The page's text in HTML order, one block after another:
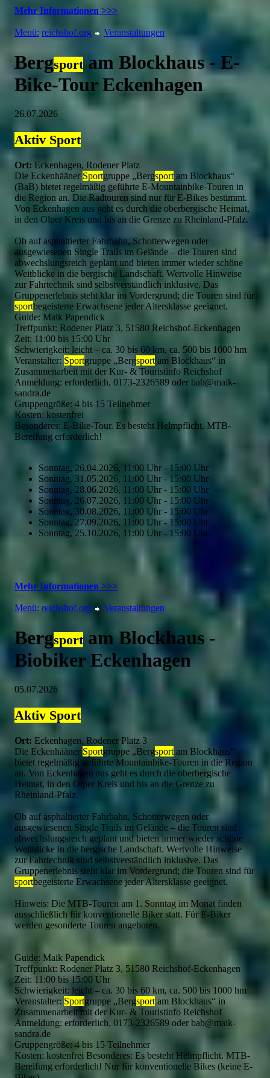
Mehr Informationen >>>
Menü: reichshof.org Veranstaltungen
Bergsportam Blockhaus - E-
Bike-Tour Eckenhagen
26.07.2026
Aktiv Sport
Ort: Eckenhagen, Rodener Platz
Die Eckenhääner Sportgruppe „Bergsport am Blockhaus“
(BaB) bietet regelmäßig geführte E-Mountainbike-Touren in
die Region an. Die Radtouren sind nur für E-Bikes bestimmt.
Von Eckenhagen aus geht es durch die oberbergische Heimat,
in den Olper Kreis und bis an die Grenze zu Rheinland-Pfalz.
Ob auf asphaltierter Fahrbahn, Schotterwegen oder
ausgewiesenen Single Trails im Gelände – die Touren sind
abwechslungsreich geplant und bieten immer wieder schöne
Weitblicke in die bergische Landschaft. Wertvolle Hinweise
zur Fahrtechnik sind selbstverständlich inklusive. Das
Gruppenerlebnis steht klar im Vordergrund; die Touren sind für
sportbegeisterte Erwachsene jeder Altersklasse geeignet.
Guide: Maik Papendick
Treffpunkt: Rodener Platz 3, 51580 Reichshof-Eckenhagen
Zeit: 11:00 bis 15:00 Uhr
Schwierigkeit: leicht – ca. 30 bis 60 km, ca. 500 bis 1000 hm
Veranstalter: Sportgruppe „Bergsport am Blockhaus“ in
Zusammenarbeit mit der Kur- & Touristinfo Reichshof
Anmeldung: erforderlich, 0173-2326589 oder bab@maik-
sandra.de
Gruppengröße: 4 bis 15 Teilnehmer
Kosten: kostenfrei
Besonderes: E-Bike-Tour. Es besteht Helmpflicht. MTB-
Bereifung erforderlich!
Sonntag, 26.04.2026, 11:00 Uhr - 15:00 Uhr
Sonntag, 31.05.2026, 11:00 Uhr - 15:00 Uhr
Sonntag, 28.06.2026, 11:00 Uhr - 15:00 Uhr
Sonntag, 26.07.2026, 11:00 Uhr - 15:00 Uhr
Sonntag, 30.08.2026, 11:00 Uhr - 15:00 Uhr
Sonntag, 27.09.2026, 11:00 Uhr - 15:00 Uhr
Sonntag, 25.10.2026, 11:00 Uhr - 15:00 Uhr
Mehr Informationen >>>
Menü: reichshof.org Veranstaltungen
Bergsportam Blockhaus -
Biobiker Eckenhagen
05.07.2026
Aktiv Sport
Ort: Eckenhagen, Rodener Platz 3
Die Eckenhääner Sportgruppe „Bergsport am Blockhaus“
bietet regelmäßig geführte Mountainbike-Touren in die Region
an. Von Eckenhagen aus geht es durch die oberbergische
Heimat, in den Olper Kreis und bis an die Grenze zu
Rheinland-Pfalz.
Ob auf asphaltierter Fahrbahn, Schotterwegen oder
ausgewiesenen Single Trails im Gelände – die Touren sind
abwechslungsreich geplant und bieten immer wieder schöne
Weitblicke in die bergische Landschaft. Wertvolle Hinweise
zur Fahrtechnik sind selbstverständlich inklusive. Das
Gruppenerlebnis steht klar im Vordergrund; die Touren sind für
sportbegeisterte Erwachsene jeder Altersklasse geeignet.
Hinweis: Die MTB-Touren am 1. Sonntag im Monat finden
ausschließlich für konventionelle Biker statt. Für E-Biker
werden gesonderte Touren angeboten.
Guide: Maik Papendick
Treffpunkt: Rodener Platz 3, 51580 Reichshof-Eckenhagen
Zeit: 11:00 bis 15:00 Uhr
Schwierigkeit: leicht – ca. 30 bis 60 km, ca. 500 bis 1000 hm
Veranstalter: Sportgruppe „Bergsport am Blockhaus“ in
Zusammenarbeit mit der Kur- & Touristinfo Reichshof
Anmeldung: erforderlich, 0173-2326589 oder bab@maik-
sandra.de
Gruppengröße: 4 bis 15 Teilnehmer
Kosten: kostenfrei Besonderes: Es besteht Helmpflicht. MTB-
Bereifung erforderlich! Nur für konventionelle Bikes (keine E-